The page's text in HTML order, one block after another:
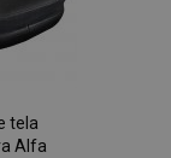
tela
Alfa